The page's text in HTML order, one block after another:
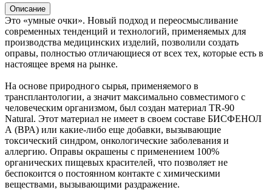
Описание
Это «умные очки». Новый подход и переосмысливание
современных тенденций и технологий, применяемых для
производства медицинских изделий, позволили создать
оправы, полностью отличающиеся от всех тех, которые есть в
настоящее время на рынке.
На основе природного сырья, применяемого в
трансплантологии, а значит максимально совместимого с
человеческим организмом, был создан материал TR-90
Natural. Этот материал не имеет в своем составе БИСФЕНОЛ
А (ВРА) или какие-либо еще добавки, вызывающие
токсический синдром, онкологические заболевания и
аллергию. Оправы окрашены с применением 100%
органических пищевых красителей, что позволяет не
беспокоится о постоянном контакте с химическими
веществами, вызывающими раздражение.